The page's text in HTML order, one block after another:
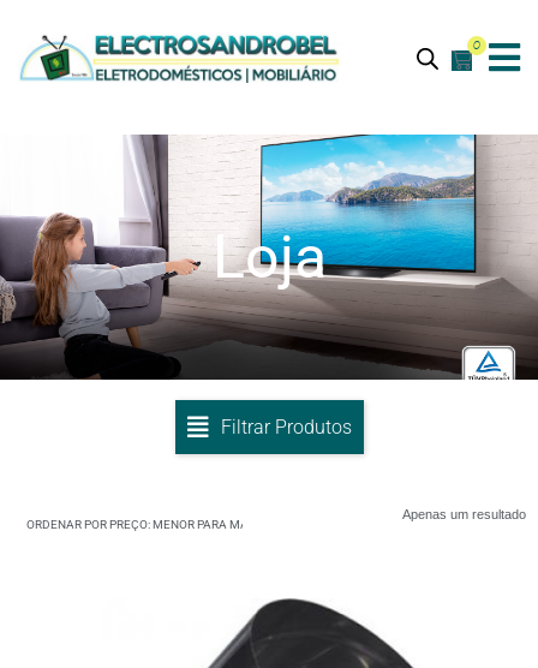
0
Loja
Filtrar Produtos
Apenas um resultado